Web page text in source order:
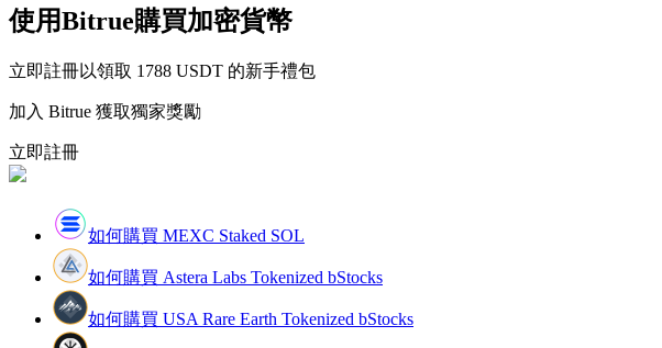
包含交易情況等的大數據分析
使用Bitrue購買加密貨幣
立即註冊以領取 1788 USDT 的新手禮包
加入 Bitrue 獲取獨家獎勵
立即註冊
如何購買 MEXC Staked SOL
如何購買 Astera Labs Tokenized bStocks
如何購買 USA Rare Earth Tokenized bStocks